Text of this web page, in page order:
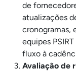
de
atualizações
cronogramas,
equipes
fluxo à
Avaliação de